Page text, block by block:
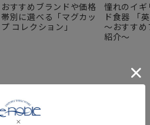
おすすめブランドや価格
帯別に選べる「マグカッ
プ コレクション」
憧れのイ
ド食器 「
～おすす
紹介～
ALSO LIKE
おすすめの商品